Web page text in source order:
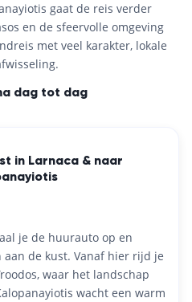
gaat de reis verder
en de sfeervolle omgeving
met veel karakter, lokale
dag tot dag
in Larnaca & naar
je de huurauto op en
de kust. Vanaf hier rijd je
waar het landschap
wacht een warm